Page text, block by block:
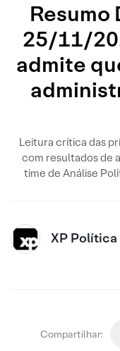
25/11/
admite
Leitura crítica das
com resultados de
time de Análise
XP Política
Compartilhar: